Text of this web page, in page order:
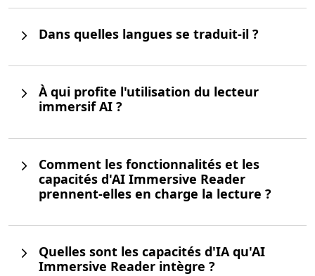
Dans quelles langues se traduit-il ?
À qui profite l'utilisation du lecteur
immersif AI ?
Comment les fonctionnalités et les
capacités d'AI Immersive Reader
prennent-elles en charge la lecture ?
Quelles sont les capacités d'IA qu'AI
Immersive Reader intègre ?